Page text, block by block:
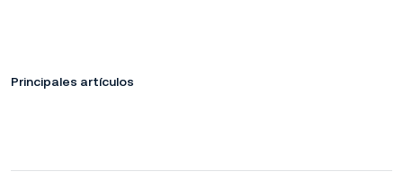
Principales artículos